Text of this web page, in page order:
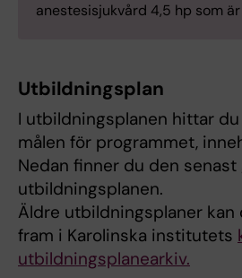
anestesisjukvård 4,5 hp som
Utbildningsplan
I utbildningsplanen hittar
målen för programmet,
Nedan finner du den senast
utbildningsplanen.
Äldre utbildningsplaner kan
fram i Karolinska institutets
utbildningsplanearkiv.